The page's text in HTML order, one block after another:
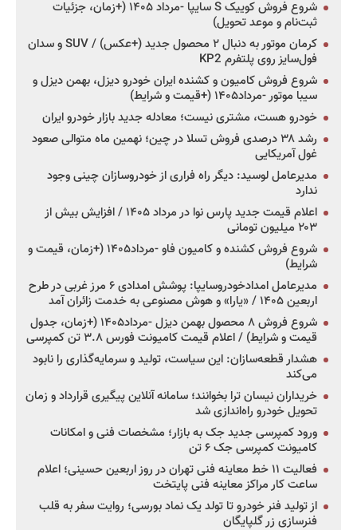
شروع فروش کوییک S سایپا -مرداد ۱۴۰۵ (+زمان، جزئیات
ثبت‌نام و موعد تحویل)
کرمان موتور به دنبال ۲ محصول جدید (+عکس) / SUV و سدان
فول‌سایز روی پلتفرم KP2
شروع فروش کامیون و کشنده ایران خودرو دیزل، بهمن دیزل و
سیبا موتور -مرداد۱۴۰۵ (+قیمت و شرایط)
خودرو هست، مشتری نیست؛ معادله جدید بازار خودرو ایران
رشد ۳۸ درصدی فروش تسلا در چین؛ نهمین ماه متوالی صعود
غول آمریکایی
مدیرعامل لوسید: دیگر راه فراری از خودروسازان چینی وجود
ندارد
اعلام قیمت جدید پارس نوا در مرداد ۱۴۰۵ / افزایش بیش از
۲۰۳ میلیون تومانی
شروع فروش کشنده و کامیون فاو -مرداد۱۴۰۵ (+زمان، قیمت و
شرایط)
مدیرعامل امدادخودروسایپا: پوشش امدادی ۶ مرز غربی در طرح
اربعین ۱۴۰۵ / «یارا» و هوش مصنوعی به خدمت زائران آمد
شروع فروش ۸ محصول بهمن دیزل -مرداد۱۴۰۵ (+زمان، جدول
قیمت و شرایط) / اعلام قیمت کامیونت فورس ۳.۸ تن کمپرسی
هشدار قطعه‌سازان: این سیاست، تولید و سرمایه‌گذاری را نابود
می‌کند
خریداران نیسان ترا بخوانند؛ سامانه آنلاین پیگیری قرارداد و زمان
تحویل خودرو راه‌اندازی شد
ورود کمپرسی جدید جک به بازار؛ مشخصات فنی و امکانات
کامیونت کمپرسی جک ۶ تن
فعالیت ۱۱ خط معاینه فنی تهران در روز اربعین حسینی؛ اعلام
ساعت کار مراکز معاینه فنی پایتخت
از تولید فنر خودرو تا تولد یک نماد بورسی؛ روایت سفر به قلب
فنرسازی زر گلپایگان